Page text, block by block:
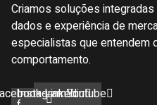
Criamos soluções
dados e experiência de
especialistas que entendem
comportamento.
Instagram
LinkedinYoutube